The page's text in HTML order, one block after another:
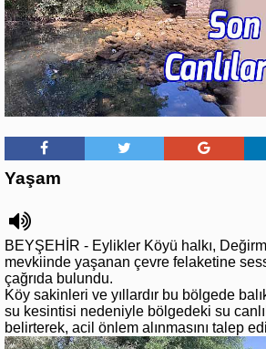
Yaşam
BEYŞEHİR - Eylikler Köyü halkı,
mevkiinde yaşanan çevre felaketine
çağrıda bulundu.
Köy sakinleri ve yıllardır bu bölgede
su kesintisi nedeniyle bölgedeki su
belirterek, acil önlem alınmasını talep